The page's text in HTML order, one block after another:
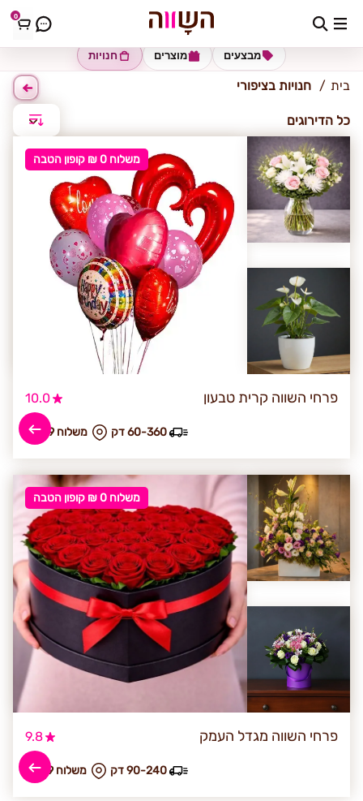
0 ציפורי
חנויות מוצרים מבצעים
בית חנויות בציפורי
כל הדירוגים
משלוח 0 ₪ קופון הטבה
פרחי השווה קרית טבעון 10.0
₪ משלוח 59 60-360 דק
משלוח 0 ₪ קופון הטבה
פרחי השווה מגדל העמק 9.8
₪ משלוח 79 90-240 דק